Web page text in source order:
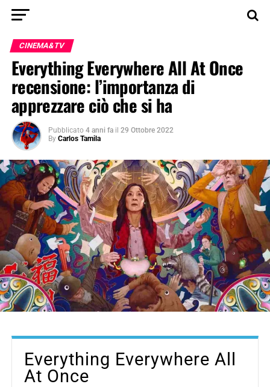
CINEMA&TV
Everything Everywhere All At Once
recensione: l’importanza di
apprezzare ciò che si ha
Pubblicato 4 anni fa il 29 Ottobre 2022
By Carlos Tamila
Everything Everywhere All
At Once